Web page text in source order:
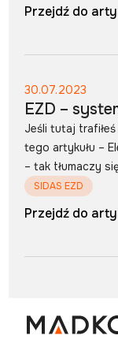
Przejdź do
30.07.2023
EZD –
Jeśli tutaj
tego artykułu –
– tak tłumaczy
SIDAS EZD
Przejdź do